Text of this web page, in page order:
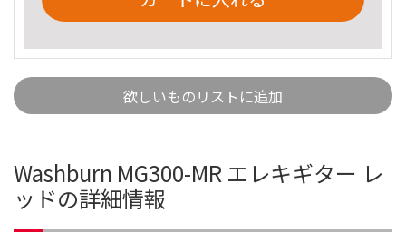
欲しいものリストに追加
Washburn MG300-MR エレキギター レ
ッドの詳細情報